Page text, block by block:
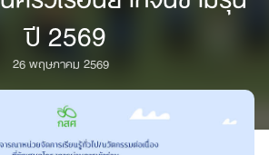
ปี 2569
26 พฤษภาคม 2569